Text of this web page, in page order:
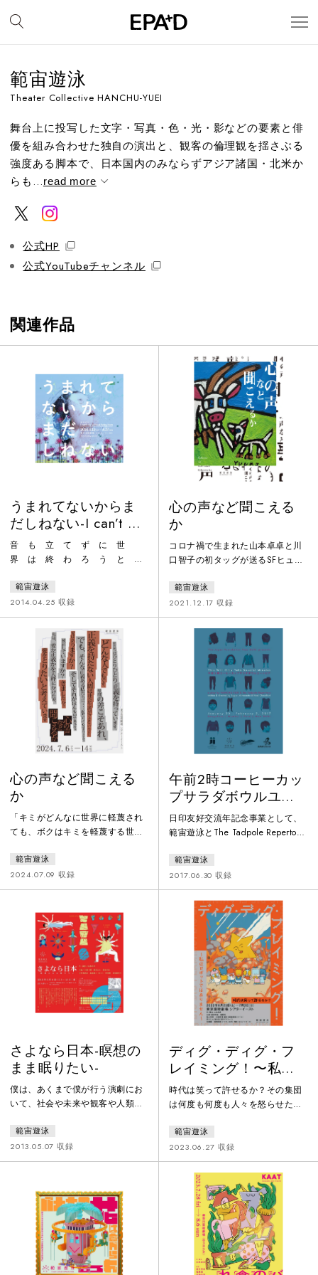
範宙遊泳
Theater Collective HANCHU-YUEI
舞台上に投写した文字・写真・色・光・影などの要素と俳
優を組み合わせた独自の演出と、観客の倫理観を揺さぶる
強度ある脚本で、日本国内のみならずアジア諸国・北米か
らも...read more
公式HP
公式YouTubeチャンネル
関連作品
うまれてないからま
だしねない-I can’t die
without being born-
音 も 立 て ず に 世
界 は 終 わ ろ う と
に輝いてからというもの地球には
異変が起こりはじめた。すべての
犬が散歩に行かなくなり、猫は左
にしか曲がらなくなった。すべて
の花は自ら捩じれて茎にこぶ結び
をつくるようになり、カエルはそ
れまでの倍以上跳ね上がるように
なった。電柱の足場のボルトはど
うしてだろう確実に以前より延
び、すべての道路標示はさらさら
と粉になって方方
範宙遊泳
2014.04.25 収録
心の声など聞こえる
か
コロナ禍で生まれた山本卓卓と川
口智子の初タッグが送るSFヒュー
の作曲と、出演者全員のバンド演
奏でおくる、エンターテイメント
劇場！ひとつの家に住んでいても
言えないこと。隣の家に住んでい
ても聞こえないこと。本当かわか
らない過去のことや、知らないふ
りをする未来のこと。２組の夫婦
の心の声に耳をすませて描く、現
在の物語。
範宙遊泳
2021.12.17 収録
心の声など聞こえる
か
「キミがどんなに世界に軽蔑され
ても、ボクはキミを軽蔑する世界
た。」第66回岸田國士戯曲賞受賞
作『バナナの花は食べられる』で
描いた“人情”のその先、“愛”のフ
演では作家に専念すると宣言した
山本卓卓が、夫婦という最小単位
のコミュニティから日本社会を浮
かび上がらせ、罵倒や暴力の先に
ある人間の優しさと愛を描く。
範宙遊泳
2024.07.09 収録
午前2時コーヒーカッ
プサラダボウルユー
トピア -THIS WILL
ONLY TAKE
日印友好交流年記念事業として、
範宙遊泳とThe Tadpole Repertory
街を舞台に、見知らぬ6人が、自
分自身に、そして互いに向き合い
ながら、自分の居場所を探して時
を織りなしていく。欲望と病、愛
と寂しさ、影ある過去と霧がかる
現在（いま）。そこにある事実は
ただ一つ、ここからは逃げ出せな
い、ということ——。
範宙遊泳
2017.06.30 収録
さよなら日本-瞑想の
まま眠りたい-
僕は、あくまで僕が行う演劇にお
いて、社会や未来や観客や人類に
いう考えに取り憑かれて創作をし
ています。年齢や出身地なんか関
係ない。運命や希望や絶望などと
な、完全無欠かつ純粋無垢で邪悪
で妖艶で現実的で蠱惑的で幻想的
で残酷な「問い」を持つこと。か
といってそれはさも「問い」らし
くあらないこと。「問い」ぶらな
いこと。「問い」を生み出そうと
範宙遊泳
2013.05.07 収録
ディグ・ディグ・フ
レイミング！〜私は
ロボットではありま
せん〜
時代は笑って許せるか？その集団
は何度も何度も人々を怒らせた。
にいやがらせを行うくらいで決し
てその集団の目の前には現れなか
った。怒られた実感のない集団
は、自分たちの過ちを忘れまた再
び人々を怒らせるようなことをす
る。怒る人々はますます怒るがそ
の集団を社会から抹殺することは
できない。なぜならばその集団に
は驚くべき愛らしさがあったから
だった。━━━第66回岸田國士戯
範宙遊泳
2023.06.27 収録